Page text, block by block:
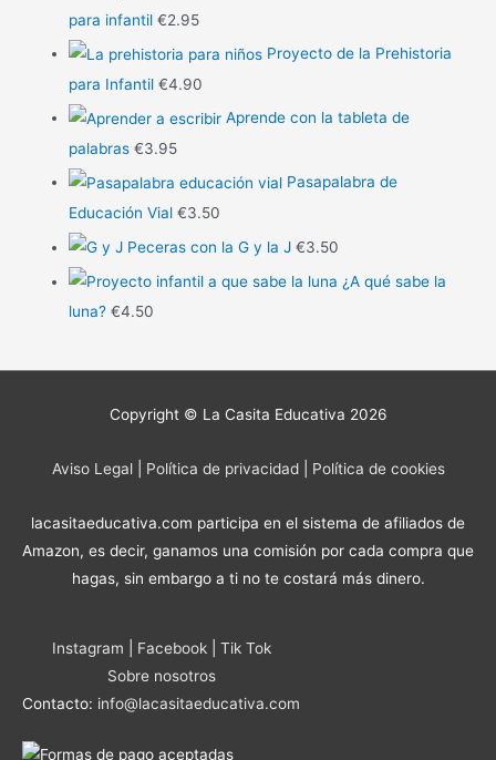
para infantil €2.95
Proyecto de la Prehistoria
para Infantil €4.90
Aprende con la tableta de
palabras €3.95
Pasapalabra de
Educación Vial €3.50
Peceras con la G y la J €3.50
¿A qué sabe la
luna? €4.50
Copyright © La Casita Educativa 2026
Aviso Legal| Política de privacidad| Política de cookies
lacasitaeducativa.com participa en el sistema de afiliados de
Amazon, es decir, ganamos una comisión por cada compra que
hagas, sin embargo a ti no te costará más dinero.
Instagram Facebook| Tik Tok
Sobre nosotros
Contacto: info@lacasitaeducativa.com